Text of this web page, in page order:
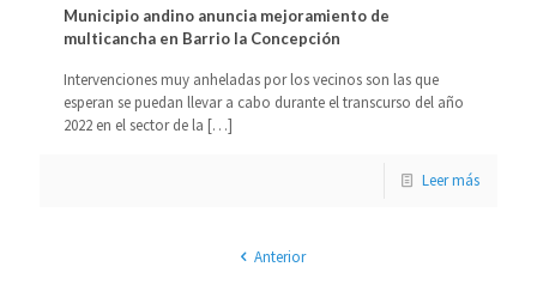
Municipio andino anuncia mejoramiento de
multicancha en Barrio la Concepción
Intervenciones muy anheladas por los vecinos son las que
esperan se puedan llevar a cabo durante el transcurso del año
2022 en el sector de la […]
Leer más
Anterior